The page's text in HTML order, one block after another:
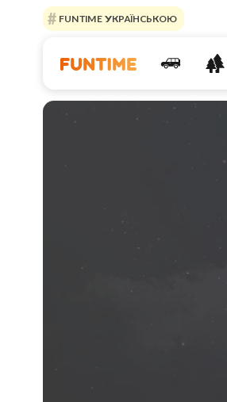
FUNTIME УКРАЇНСЬКОЮ